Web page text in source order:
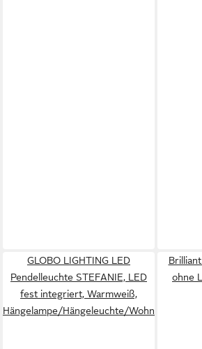
GLOBO LIGHTING LED
Pendelleuchte STEFANIE, LED
fest integriert, Warmweiß,
Hängelampe/Hängeleuchte/Wohnzimmer/
ohne